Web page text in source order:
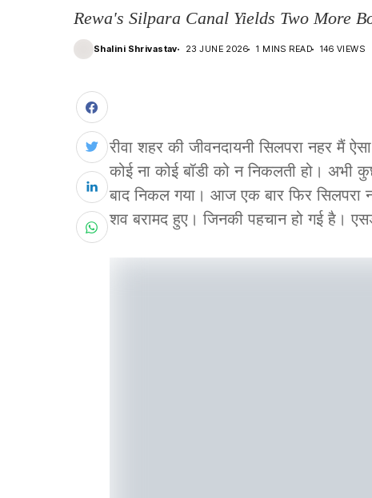
Rewa's Silpara Canal Yields Two More
Shalini Shrivastav 23 JUNE 2026 1 MINS READ 146 VIEWS
रीवा शहर की जीवनदायनी सिलपरा नहर मैं
कोई ना कोई बॉडी को न निकलती हो।
बाद निकल गया। आज एक बार फिर
शव बरामद हुए। जिनकी पहचान हो गई है।